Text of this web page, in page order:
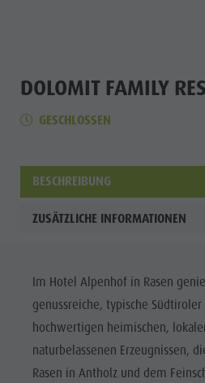
ALMEN &
HÜTTEN
STALLER
SATTEL
KRONPLATZ
Almen & Hütten
Staller Sattel
Familie & Kinder
Freizeitpark Niederrasen &
Wasserwaldile
Biotop Rasner Möser
Klettern
Jogging
Skiroller
Nordic Walking
Urlaub buchen
Guestnet
Wetter
Ortstaxe
Events
Top Events
Antholzer See
Wassererlebnisbereich
Wassererlebniswanderungen
Refill Südtirol
DOLOMIT FAMILY
GESCHLOSSEN
BESCHREIBUNG
ZUSÄTZLICHE INFORMATIONEN
Im Hotel Alpenhof in Rasen
genussreiche, typische
hochwertigen heimischen,
naturbelassenen Erzeugnissen,
Rasen in Antholz und dem